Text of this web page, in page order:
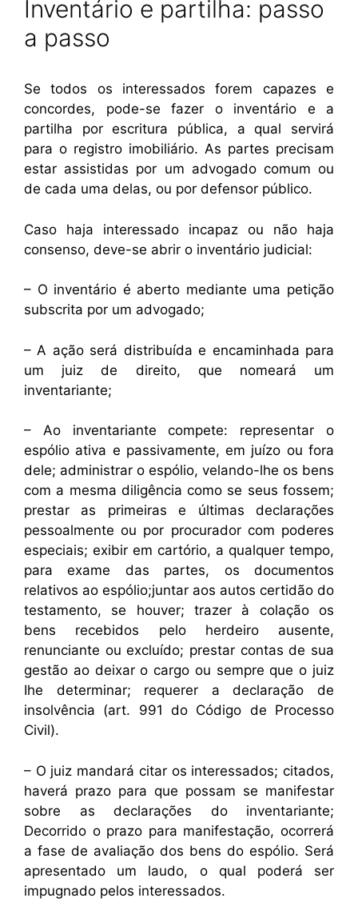
Inventário e partilha: passo
a passo
Se todos os interessados forem capazes e
concordes, pode-se fazer o inventário e a
partilha por escritura pública, a qual servirá
para o registro imobiliário. As partes precisam
estar assistidas por um advogado comum ou
de cada uma delas, ou por defensor público.
Caso haja interessado incapaz ou não haja
consenso, deve-se abrir o inventário judicial:
– O inventário é aberto mediante uma petição
subscrita por um advogado;
– A ação será distribuída e encaminhada para
um juiz de direito, que nomeará um
inventariante;
– Ao inventariante compete: representar o
espólio ativa e passivamente, em juízo ou fora
dele; administrar o espólio, velando-lhe os bens
com a mesma diligência como se seus fossem;
prestar as primeiras e últimas declarações
pessoalmente ou por procurador com poderes
especiais; exibir em cartório, a qualquer tempo,
para exame das partes, os documentos
relativos ao espólio;juntar aos autos certidão do
testamento, se houver; trazer à colação os
bens recebidos pelo herdeiro ausente,
renunciante ou excluído; prestar contas de sua
gestão ao deixar o cargo ou sempre que o juiz
Ihe determinar; requerer a declaração de
insolvência (art. 991 do Código de Processo
Civil).
– O juiz mandará citar os interessados; citados,
haverá prazo para que possam se manifestar
sobre as declarações do inventariante;
Decorrido o prazo para manifestação, ocorrerá
a fase de avaliação dos bens do espólio. Será
apresentado um laudo, o qual poderá ser
impugnado pelos interessados.